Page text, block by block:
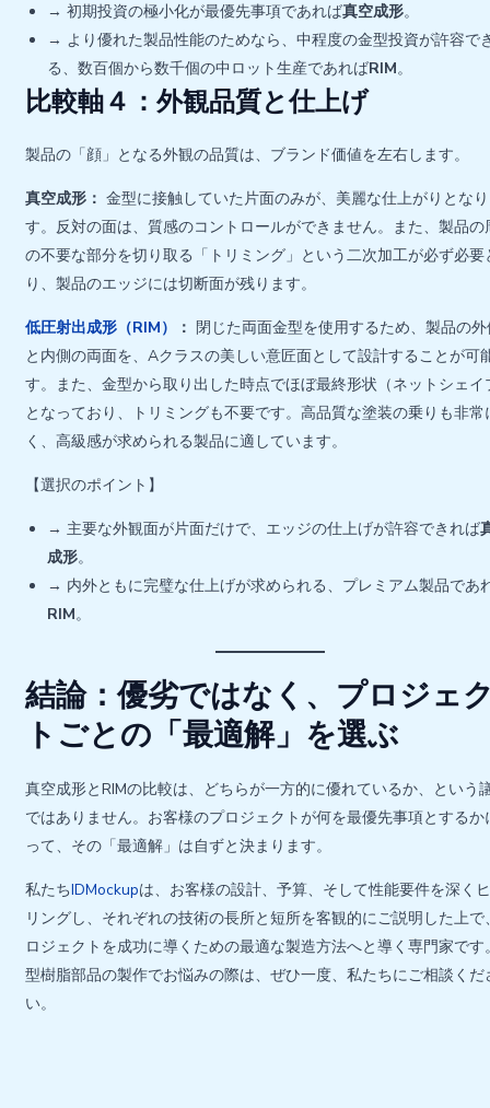
→ 初期投資の極小化が最優先事項であれば真空成形。
→ より優れた製品性能のためなら、中程度の金型投資が許容で
る、数百個から数千個の中ロット生産であればRIM。
比較軸４：外観品質と仕上げ
製品の「顔」となる外観の品質は、ブランド価値を左右します。
真空成形： 金型に接触していた片面のみが、美麗な仕上がりとな
す。反対の面は、質感のコントロールができません。また、製品の
の不要な部分を切り取る「トリミング」という二次加工が必ず必要
り、製品のエッジには切断面が残ります。
低圧射出成形（RIM） ： 閉じた両面金型を使用するため、製品の
と内側の両面を、Aクラスの美しい意匠面として設計することが可
す。また、金型から取り出した時点でほぼ最終形状（ネットシェイ
となっており、トリミングも不要です。高品質な塗装の乗りも非常
く、高級感が求められる製品に適しています。
【選択のポイント】
→ 主要な外観面が片面だけで、エッジの仕上げが許容できれば
成形。
→ 内外ともに完璧な仕上げが求められる、プレミアム製品であ
RIM。
結論：優劣ではなく、プロジェ
トごとの「最適解」を選ぶ
真空成形とRIMの比較は、どちらが一方的に優れているか、という
ではありません。お客様のプロジェクトが何を最優先事項とするか
って、その「最適解」は自ずと決まります。
私たちIDMockupは、お客様の設計、予算、そして性能要件を深く
リングし、それぞれの技術の長所と短所を客観的にご説明した上で
ロジェクトを成功に導くための最適な製造方法へと導く専門家です
型樹脂部品の製作でお悩みの際は、ぜひ一度、私たちにご相談くだ
い。